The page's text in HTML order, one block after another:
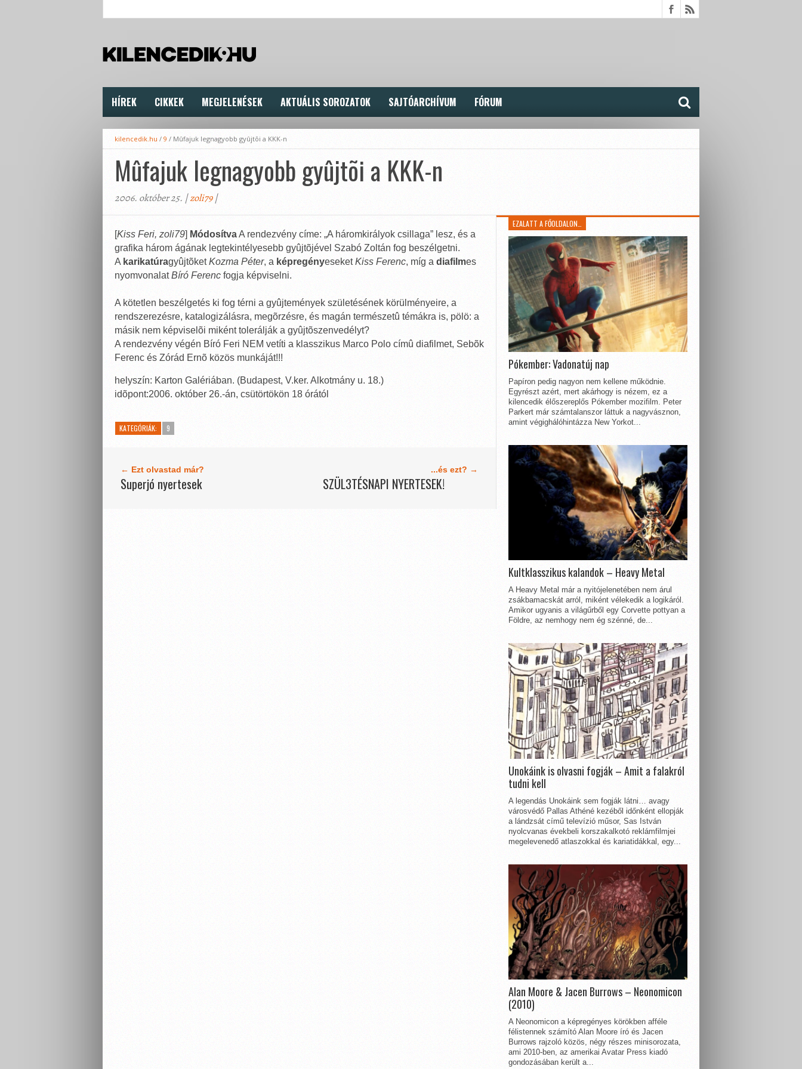
HÍREK CIKKEK MEGJELENÉSEK AKTUÁLIS SOROZATOK SAJTÓARCHÍVUM FÓRUM
kilencedik.hu / 9 / Mûfajuk legnagyobb gyûjtõi a KKK-n
Mûfajuk legnagyobb gyûjtõi a KKK-n
2006. október 25. |zoli79|
[Kiss Feri, zoli79] MódosítvaA rendezvény címe: „A háromkirályok csillaga” lesz, és a
grafika három ágának legtekintélyesebb gyûjtõjével Szabó Zoltán fog beszélgetni.
A karikatúragyûjtõketKozma Péter, a képregényeseketKiss Ferenc, míg a diafilmes
nyomvonalatBíró Ferencfogja képviselni.
A kötetlen beszélgetés ki fog térni a gyûjtemények születésének körülményeire, a
rendszerezésre, katalogizálásra, megõrzésre, és magán természetû témákra is, pölö: a
másik nem képviselõi miként tolerálják a gyûjtõszenvedélyt?
A rendezvény végén Bíró Feri NEM vetíti a klasszikus Marco Polo címû diafilmet, Sebõk
Ferenc és Zórád Ernõ közös munkáját!!!
helyszín: Karton Galériában. (Budapest, V.ker. Alkotmány u. 18.)
idõpont:2006. október 26.-án, csütörtökön 18 órától
KATEGÓRIÁK: 9
← Ezt olvastad már?
Superjó nyertesek
...és ezt? →
SZÜL3TÉSNAPI NYERTESEK!
EZALATT A FŐOLDALON…
Pókember: Vadonatúj nap
Papíron pedig nagyon nem kellene működnie.
Egyrészt azért, mert akárhogy is nézem, ez a
kilencedik élőszereplős Pókember mozifilm. Peter
Parkert már számtalanszor láttuk a nagyvásznon,
amint végighálóhintázza New Yorkot...
Kultklasszikus kalandok – Heavy Metal
A Heavy Metal már a nyitójelenetében nem árul
zsákbamacskát arról, miként vélekedik a logikáról.
Amikor ugyanis a világűrből egy Corvette pottyan a
Földre, az nemhogy nem ég szénné, de...
Unokáink is olvasni fogják – Amit a falakról
tudni kell
A legendás Unokáink sem fogják látni… avagy
városvédő Pallas Athéné kezéből időnként ellopják
a lándzsát című televízió műsor, Sas István
nyolcvanas évekbeli korszakalkotó reklámfilmjei
megelevenedő atlaszokkal és kariatidákkal, egy...
Alan Moore & Jacen Burrows – Neonomicon
(2010)
A Neonomicon a képregényes körökben afféle
félistennek számító Alan Moore író és Jacen
Burrows rajzoló közös, négy részes minisorozata,
ami 2010-ben, az amerikai Avatar Press kiadó
gondozásában került a...